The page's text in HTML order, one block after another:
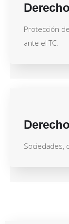
Protección
ante el TC.
Sociedades,